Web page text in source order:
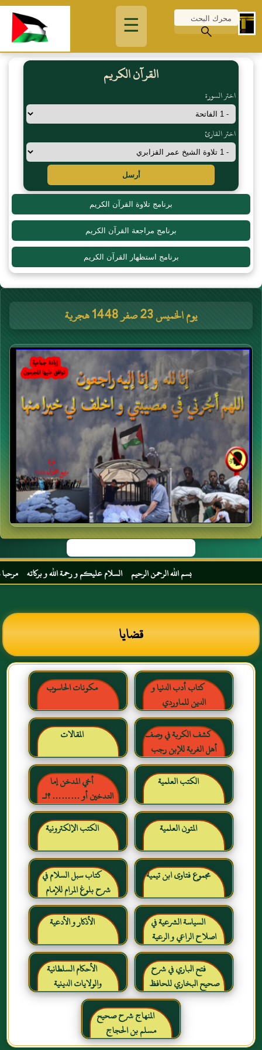
☰
القرآن الكريم
اختر السورة
اختر القارئ
أرسل
برنامج تلاوة القرآن الكريم
برنامج مراجعة القرآن الكريم
برنامج استظهار القرآن الكريم
يوم الخميس 23 صفر 1448 هجرية
بسم الله الرحمن الرحيم السلام عليكم و رحمة الله و بركاته مرحبا بك أخي
قضايا
كتاب أدب الدنيا و
الدين للماوردي
مكونات الحاسوب
كشف الكربة في وصف
أهل الغربة للإبن رجب
الحنبلي رحمه الله
المقالات
الكتب العلمية
أخي المدخن إما
التدخين أو ……… ؟!ـ
حقائق وأرقام ناطقة ، لكن
لا يسمعها المدخنون حرره
خالد بن عبد الرحمن بن حمد
الشايع
المتون العلمية الكتب الإلكترونية
مجموع فتاوى ابن تيمية
كتاب سبل السلام في
شرح بلوغ المرام للإمام
الصنعاني رحمه الله
السياسة الشرعية في
اصلاح الراعي و الرعية
الأذكار و الأدعية
فتح الباري في شرح
صحيح البخاري للحافظ
ابن حجر العسقلاني
الأحكام السلطانية
والولايات الدينية
المنهاج شرح صحيح
مسلم بن الحجاج